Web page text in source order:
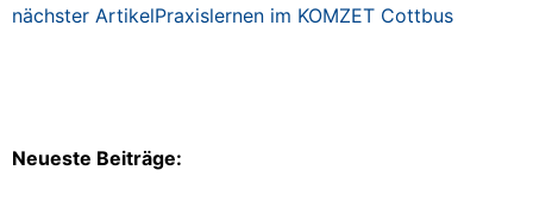
nächster ArtikelPraxislernen im KOMZET Cottbus
Neueste Beiträge: